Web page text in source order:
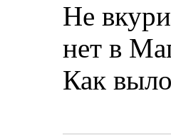
Не
нет в
Как